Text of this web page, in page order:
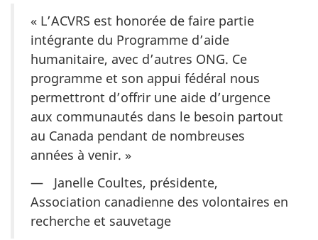
« L’ACVRS est honorée de faire partie
intégrante du Programme d’aide
humanitaire, avec d’autres ONG. Ce
programme et son appui fédéral nous
permettront d’offrir une aide d’urgence
aux communautés dans le besoin partout
au Canada pendant de nombreuses
années à venir. »
— Janelle Coultes, présidente,
Association canadienne des volontaires en
recherche et sauvetage